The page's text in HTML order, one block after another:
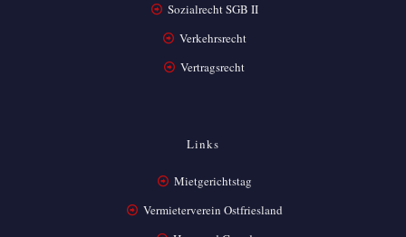
Sozialrecht SGB II
Verkehrsrecht
Vertragsrecht
Links
Mietgerichtstag
Vermieterverein Ostfriesland